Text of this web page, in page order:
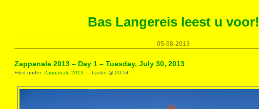
Bas Langereis leest u voor!
05-08-2013
Zappanale 2013 – Day 1 – Tuesday, July 30, 2013
Filed under: Zappanale 2013 — bazbo @ 20:54